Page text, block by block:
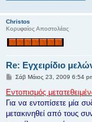
Christos
Κορυφαίος Αποστολέας
Re: Εγχειρίδιο
Δ
μ
ο
σ
ί
Σάβ Μάιος 23, 2009 6:54
Εντοπισμός
Για να εντοπίσετε μία
μετακινηθεί από τους